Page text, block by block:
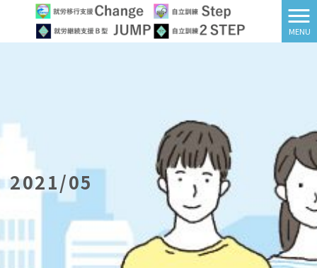
MENU
2021/05